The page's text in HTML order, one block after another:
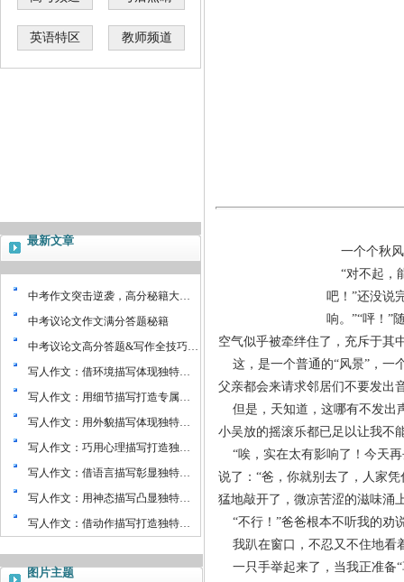
英语特区 教师频道
最新文章
中考作文突击逆袭，高分秘籍大…
中考议论文作文满分答题秘籍
中考议论文高分答题&写作全技巧…
写人作文：借环境描写体现独特…
写人作文：用细节描写打造专属…
写人作文：用外貌描写体现独特…
写人作文：巧用心理描写打造独…
写人作文：借语言描写彰显独特…
写人作文：用神态描写凸显独特…
写人作文：借动作描写打造独特…
图片主题
一个个秋
“对不起，
吧！”还没说
响。”“呯！”
空气似乎被牵绊住了，充斥于其
这，是一个普通的“风景”，一
父亲都会来请求邻居们不要发
但是，天知道，这哪有不发出
小吴放的摇滚乐都已足以让我不
“唉，实在太有影响了！今天
说了：“爸，你就别去了，人家
猛地敲开了，微凉苦涩的滋味涌
“不行！”爸爸根本不听我的劝
我趴在窗口，不忍又不住地看
一只手举起来了，当我正准备